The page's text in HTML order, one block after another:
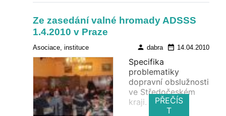
Ze zasedání valné hromady ADSSS
1.4.2010 v Praze
Asociace, instituce person dabra date_range 14.04.2010
Specifika
problematiky
dopravní obslužnosti
ve Středočeském
kraji.
PŘEČÍS
T